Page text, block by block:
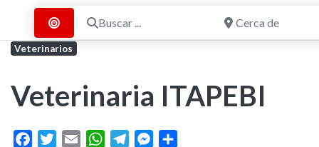
Buscar por Distancia
Buscar ... Cerca de
Veterinarios
Veterinaria ITAPEBI
FacebookTwitterEmail WhatsAppTelegramMessenger